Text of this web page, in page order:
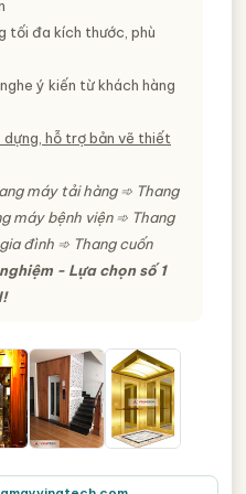
tối đa kích thước, phù
ý kiến từ khách hàng
hỗ trợ bản vẽ thiết
máy tải hàng ➾ Thang
máy bệnh viện ➾ Thang
đình ➾ Thang cuốn
- Lựa chọn số 1